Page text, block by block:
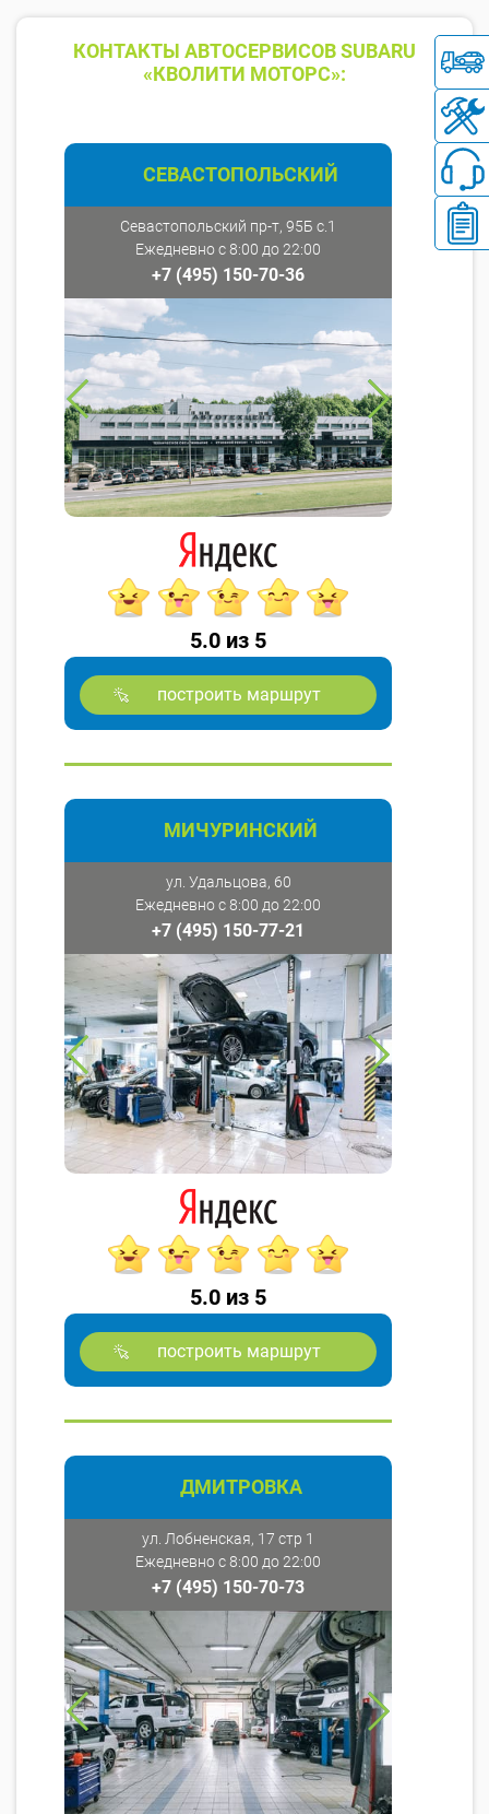
КОНТАКТЫ АВТОСЕРВИСОВ SUBARU
«КВОЛИТИ МОТОРС»:
СЕВАСТОПОЛЬСКИЙ
Севастопольский пр-т, 95Б с.1
Ежедневно с 8:00 до 22:00
+7 (495) 150-70-36
5.0 из 5
построить маршрут
МИЧУРИНСКИЙ
ул. Удальцова, 60
Ежедневно с 8:00 до 22:00
+7 (495) 150-77-21
5.0 из 5
построить маршрут
ДМИТРОВКА
ул. Лобненская, 17 стр 1
Ежедневно с 8:00 до 22:00
+7 (495) 150-70-73